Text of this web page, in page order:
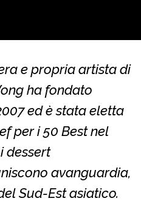
e propria artista di
ha fondato
ed è stata eletta
per i 50 Best nel
dessert
avanguardia,
Sud-Est asiatico.